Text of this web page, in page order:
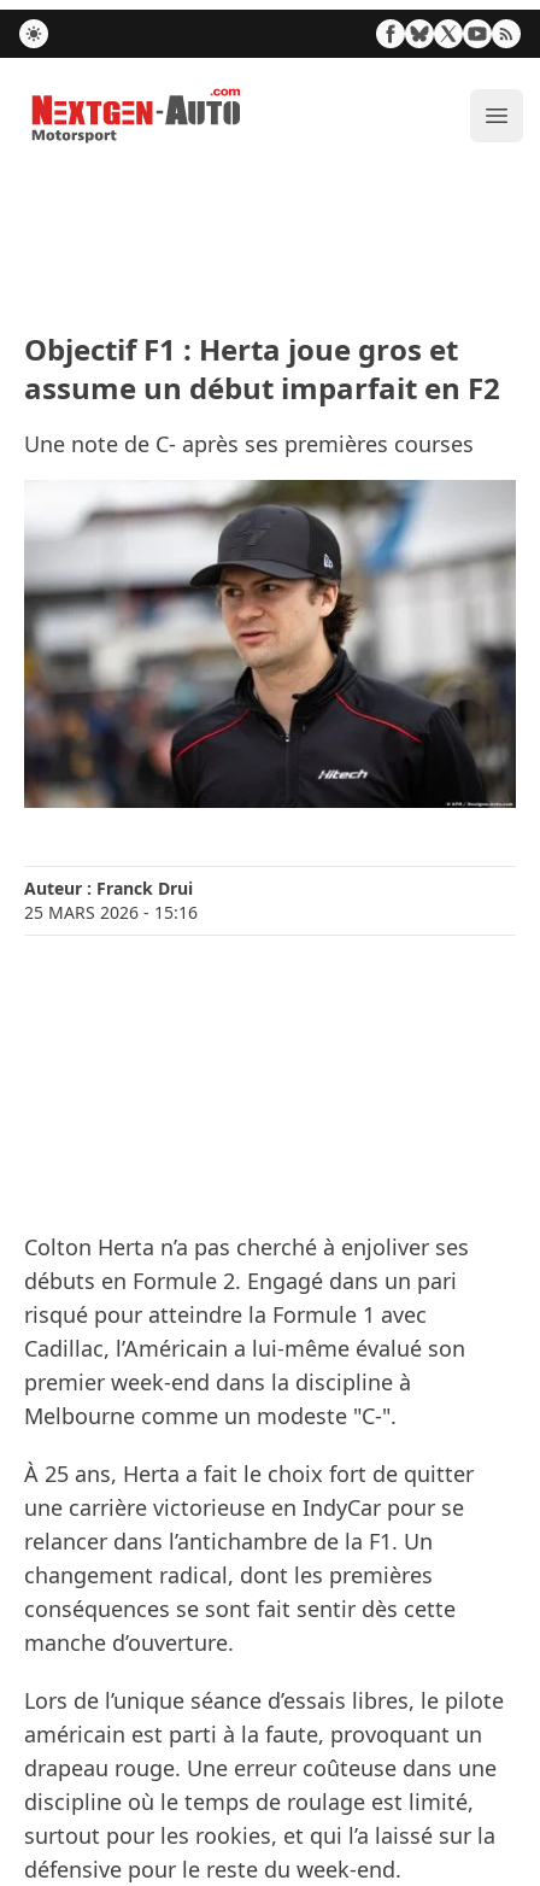
Nextgen-Auto.com
Objectif F1 : Herta joue gros et
assume un début imparfait en F2
Une note de C- après ses premières courses
Auteur : Franck Drui
25 MARS 2026 - 15:16
Colton Herta n’a pas cherché à enjoliver ses
débuts en Formule 2. Engagé dans un pari
risqué pour atteindre la Formule 1 avec
Cadillac, l’Américain a lui-même évalué son
premier week-end dans la discipline à
Melbourne comme un modeste "C-".
À 25 ans, Herta a fait le choix fort de quitter
une carrière victorieuse en IndyCar pour se
relancer dans l’antichambre de la F1. Un
changement radical, dont les premières
conséquences se sont fait sentir dès cette
manche d’ouverture.
Lors de l’unique séance d’essais libres, le pilote
américain est parti à la faute, provoquant un
drapeau rouge. Une erreur coûteuse dans une
discipline où le temps de roulage est limité,
surtout pour les rookies, et qui l’a laissé sur la
défensive pour le reste du week-end.